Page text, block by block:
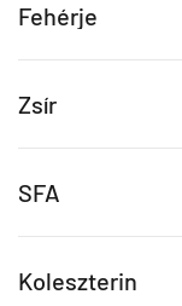
Fehérje
Zsír
SFA
Koleszterin